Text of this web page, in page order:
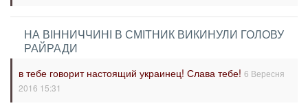
НА ВІННИЧЧИНІ В СМІТНИК ВИКИНУЛИ ГОЛОВУ
РАЙРАДИ
в тебе говорит настоящий украинец! Слава тебе! 6 Вересня
2016 15:31